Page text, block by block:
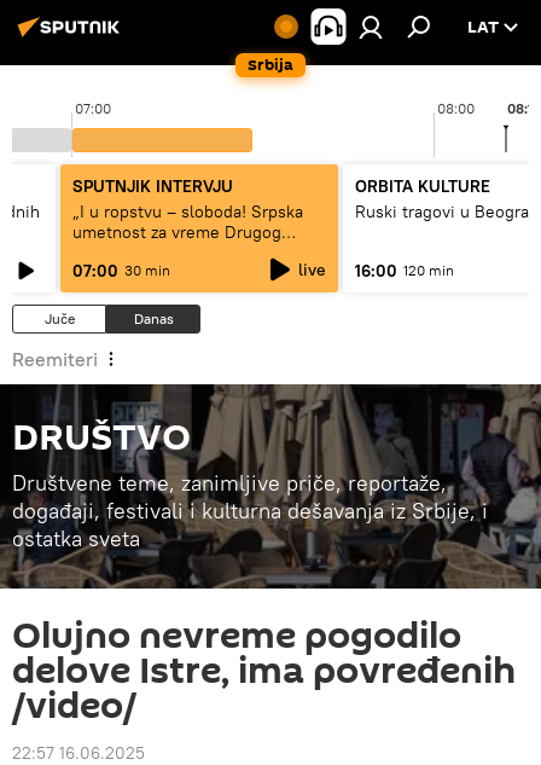
Srbija
LAT
07:00 08:00 08:11
SPUTNJIK INTERVJU
„I u ropstvu – sloboda! Srpska
umetnost za vreme Drugog
07:00 30 min live
ORBITA KULTURE
Ruski tragovi u
16:00 120 min
Juče Danas
Reemiteri
DRUŠTVO
Društvene teme, zanimljive priče, reportaže,
događaji, festivali i kulturna dešavanja iz Srbije, i
ostatka sveta
Olujno nevreme pogodilo
delove Istre, ima povređenih
/video/
22:57 16.06.2025